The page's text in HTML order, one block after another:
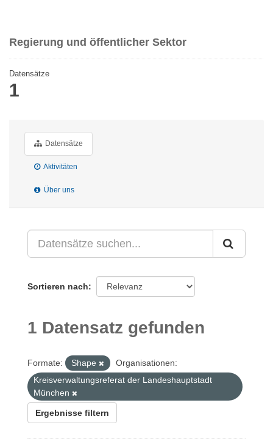
Regierung und öffentlicher Sektor
Datensätze
1
Datensätze
Aktivitäten
Über uns
Sortieren nach
1 Datensatz gefunden
Formate: Shape
Organisationen:
Kreisverwaltungsreferat der Landeshauptstadt
München
Ergebnisse filtern